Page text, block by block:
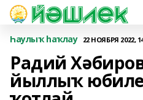
Һаулыҡ һаҡлау 22 НОЯБРЯ 2022,
Радий
йыллыҡ